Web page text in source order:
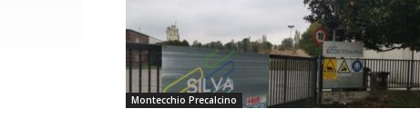
Montecchio Precalcino